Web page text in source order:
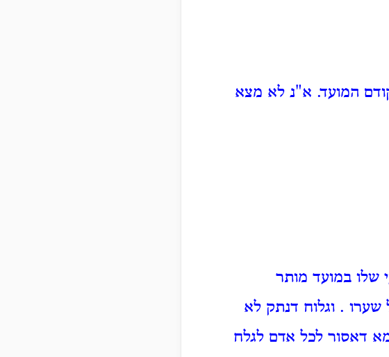
המועד. א"נ לא מצא
שלו במועד מותר
שערו . וגלוח דנתק לא
דאסור לכל אדם לגלח